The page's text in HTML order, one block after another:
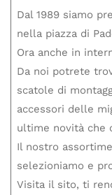
Dal 1989 siamo
nella piazza di
Ora anche in
Da noi potrete
scatole di
accessori delle
ultime novità che
Il nostro
selezioniamo e
Visita il sito, ti